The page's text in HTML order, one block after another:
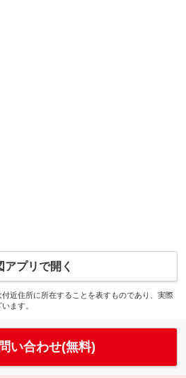
アプリで開く
近住所に所在することを表すものであり、実際
ます。
い合わせ(無料)